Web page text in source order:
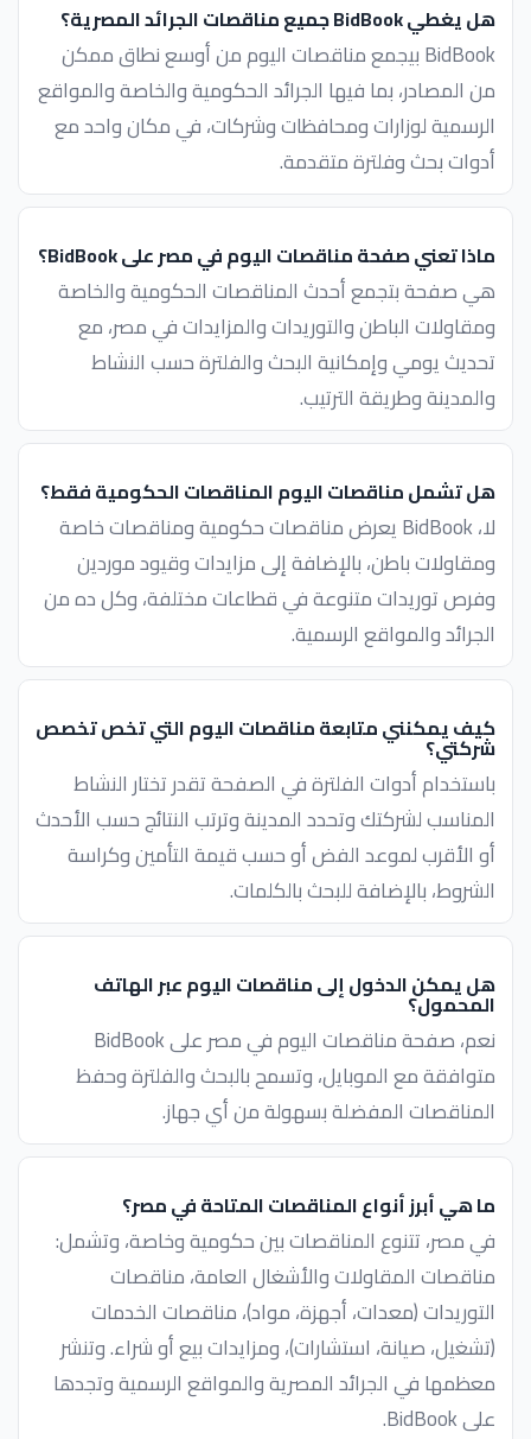
هل يغطي BidBook جميع مناقصات الجرائد المصرية؟
BidBook بيجمع مناقصات اليوم من أوسع نطاق ممكن
من المصادر، بما فيها الجرائد الحكومية والخاصة والمواقع
الرسمية لوزارات ومحافظات وشركات، في مكان واحد مع
أدوات بحث وفلترة متقدمة.
ماذا تعني صفحة مناقصات اليوم في مصر على BidBook؟
هي صفحة بتجمع أحدث المناقصات الحكومية والخاصة
ومقاولات الباطن والتوريدات والمزايدات في مصر، مع
تحديث يومي وإمكانية البحث والفلترة حسب النشاط
والمدينة وطريقة الترتيب.
هل تشمل مناقصات اليوم المناقصات الحكومية فقط؟
لا، BidBook يعرض مناقصات حكومية ومناقصات خاصة
ومقاولات باطن، بالإضافة إلى مزايدات وقيود موردين
وفرص توريدات متنوعة في قطاعات مختلفة، وكل ده من
الجرائد والمواقع الرسمية.
كيف يمكنني متابعة مناقصات اليوم التي تخص تخصص
شركتي؟
باستخدام أدوات الفلترة في الصفحة تقدر تختار النشاط
المناسب لشركتك وتحدد المدينة وترتب النتائج حسب الأحدث
أو الأقرب لموعد الفض أو حسب قيمة التأمين وكراسة
الشروط، بالإضافة للبحث بالكلمات.
هل يمكن الدخول إلى مناقصات اليوم عبر الهاتف
المحمول؟
نعم، صفحة مناقصات اليوم في مصر على BidBook
متوافقة مع الموبايل، وتسمح بالبحث والفلترة وحفظ
المناقصات المفضلة بسهولة من أي جهاز.
ما هي أبرز أنواع المناقصات المتاحة في مصر؟
في مصر، تتنوع المناقصات بين حكومية وخاصة، وتشمل:
مناقصات المقاولات والأشغال العامة، مناقصات
التوريدات (معدات، أجهزة، مواد)، مناقصات الخدمات
(تشغيل، صيانة، استشارات)، ومزايدات بيع أو شراء. وتنشر
معظمها في الجرائد المصرية والمواقع الرسمية وتجدها
على BidBook.